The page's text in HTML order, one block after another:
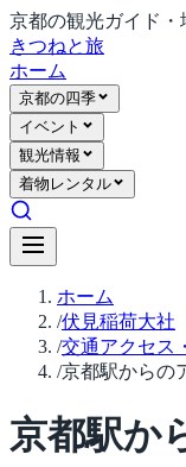
京都の観光ガイド・
きつねと旅
ホーム
京都の四季
イベント
観光情報
着物レンタル
ホーム
/伏見稲荷大社
/交通アクセス
/京都駅からの
京都駅か